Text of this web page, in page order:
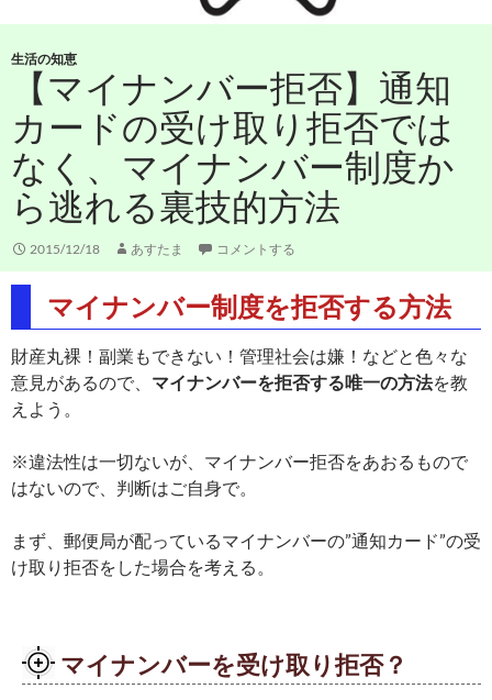
生活の知恵
【マイナンバー拒否】通知
カードの受け取り拒否では
なく、マイナンバー制度か
ら逃れる裏技的方法
2015/12/18 あすたま コメントする
マイナンバー制度を拒否する方法
財産丸裸！副業もできない！管理社会は嫌！などと色々な
意見があるので、 マイナンバーを拒否する唯一の方法を教
えよう。
※違法性は一切ないが、マイナンバー拒否をあおるもので
はないので、判断はご自身で。
まず、郵便局が配っているマイナンバーの”通知カード”の受
け取り拒否をした場合を考える。
マイナンバーを受け取り拒否？